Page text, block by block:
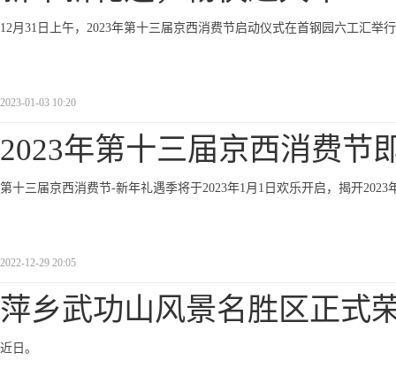
12月31日上午，2023年第十三届京西消费节启动仪式在首钢园六工汇举
2023-01-03 10:20
2023年第十三届京西消费节
第十三届京西消费节-新年礼遇季将于2023年1月1日欢乐开启，揭开2023
2022-12-29 20:05
萍乡武功山风景名胜区正式
近日。